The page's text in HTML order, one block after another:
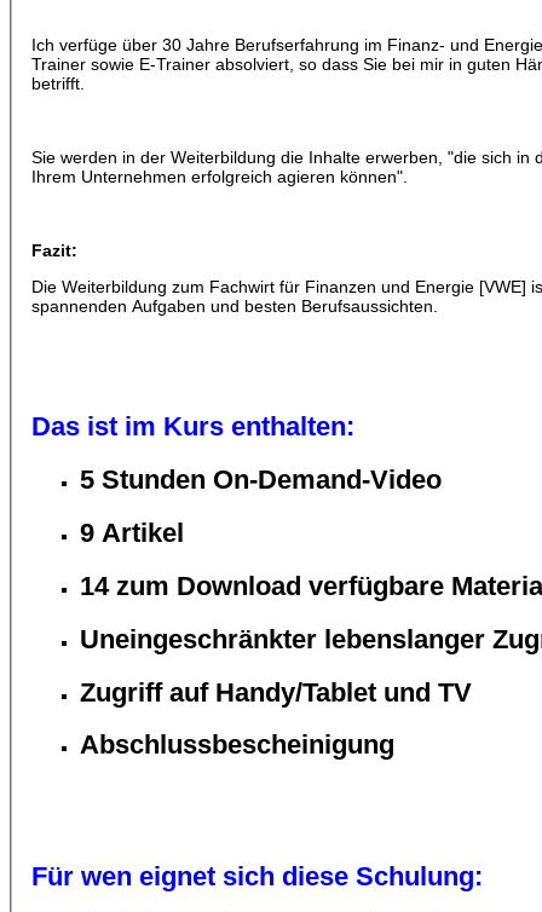
Ich verfüge über 30 Jahre Berufserfahrung im Finanz- und
Trainer sowie E-Trainer absolviert, so dass Sie bei mir in guten
betrifft.
Sie werden in der Weiterbildung die Inhalte erwerben, "die sich
Ihrem Unternehmen erfolgreich agieren können".
Fazit:
Die Weiterbildung zum Fachwirt für Finanzen und Energie [VWE]
spannenden Aufgaben und besten Berufsaussichten.
Das ist im Kurs enthalten:
5 Stunden On-Demand-Video
9 Artikel
14 zum Download verfügbare
Uneingeschränkter lebenslanger
Zugriff auf Handy/Tablet und TV
Abschlussbescheinigung
Für wen eignet sich diese Schulung: